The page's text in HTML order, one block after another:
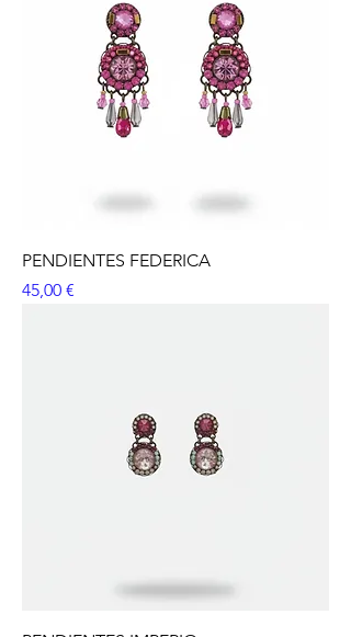
PENDIENTES FEDERICA
Precio
45,00 €